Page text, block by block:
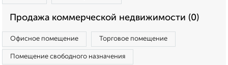
Продажа коммерческой недвижимости (0)
Офисное помещение Торговое помещение
Помещение свободного назначения